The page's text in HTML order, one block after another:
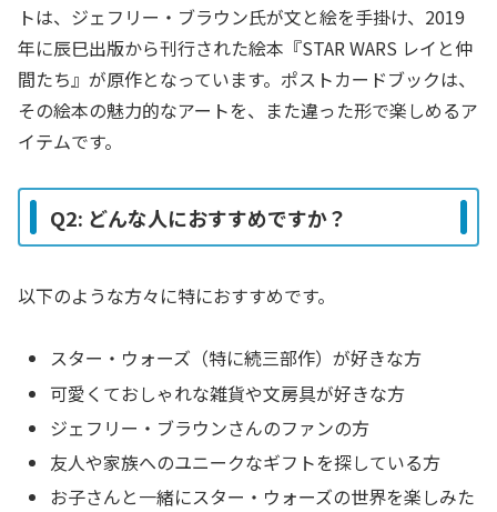
トは、ジェフリー・ブラウン氏が文と絵を手掛け、2019
年に辰巳出版から刊行された絵本『STAR WARS レイと仲
間たち』が原作となっています。ポストカードブックは、
その絵本の魅力的なアートを、また違った形で楽しめるア
イテムです。
Q2: どんな人におすすめですか？
以下のような方々に特におすすめです。
スター・ウォーズ（特に続三部作）が好きな方
可愛くておしゃれな雑貨や文房具が好きな方
ジェフリー・ブラウンさんのファンの方
友人や家族へのユニークなギフトを探している方
お子さんと一緒にスター・ウォーズの世界を楽しみた